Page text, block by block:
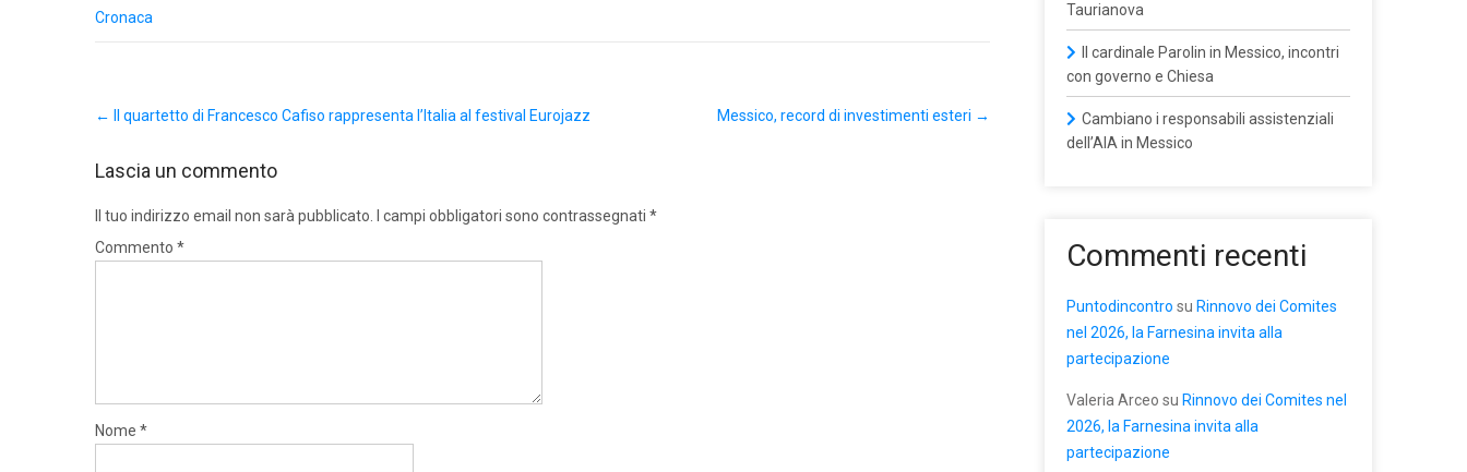
Cronaca
navigation
← Il quartetto di Francesco Cafiso rappresenta l’Italia al festival Eurojazz Messico, record di investimenti esteri →
Lascia un commento
Il tuo indirizzo email non sarà pubblicato. I campi obbligatori sono contrassegnati *
Commento *
Nome *
Taurianova
Il cardinale Parolin in Messico, incontri
con governo e Chiesa
Cambiano i responsabili assistenziali
dell’AIA in Messico
Commenti recenti
Puntodincontro su Rinnovo dei Comites
nel 2026, la Farnesina invita alla
partecipazione
Valeria Arceo su Rinnovo dei Comites nel
2026, la Farnesina invita alla
partecipazione